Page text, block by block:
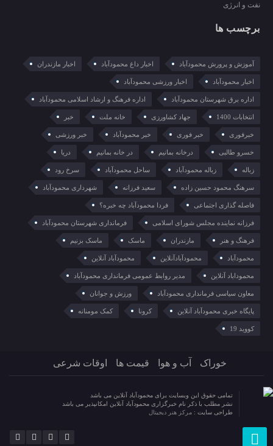
نفت و انرژی
برچسب ها
آموزش و پرورش محمودآباد اخبار داغ محمودآباد اخبار مازندران
اخبار محمودآباد اخبار ورزشی محمودآباد
اداره برق شهرستان محمودآباد اداره فرهنگ و ارشاد اسلامی محمودآباد
انتخابات 1400 جهاد کشاورزی خانه ملت خبر
خبرفوری خبر فوری خبر محمودآباد خبر ورزشی
خسرو طالبی درخانه بمانیم در خانه بمانیم دریا
زباله زباله محمودآباد ساحل محمودآباد سرخ رود
سرهنگ محمود حسین زاده سعید فرزانه شهرداری محمودآباد
فاصله گذاری اجتماعی فردا محمودآباد چه خبره؟
فرزانه نماینده مجلس شورای اسلامی فرمانداری شهرستان محمودآباد
فرهنگ و هنر مازندران ماسک ماسک بزنیم
محمودآباد محمودآبادآنلاین محمودآباد آنلاین
محموداباد آنلاین مدیر روابط عمومی فرمانداری محمودآباد
معاون سیاسی فرمانداری محمودآباد ورزش و جوانان
پایگاه خبری محمودآباد آنلاین کرونا کمک مومنانه
کووید 19
خوراک آب و هوا قیمت ها اوقات شرعی
تمامی حقوق این وبسایت برای محمودآباد آنلاین می باشد
نشر مطلب با ذکر نام خبرگزاری محمودآباد آنلاین امکانپذیر می باشد
طراحی سایت : مرکز هنر دیجیتال